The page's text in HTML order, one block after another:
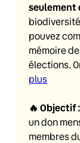
seulement
pouvez
mémoire
élections.
plus
🔥 Objectif
un don
membres